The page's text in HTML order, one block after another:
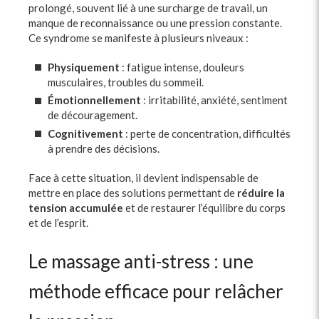
prolongé, souvent lié à une surcharge de travail, un
manque de reconnaissance ou une pression constante.
Ce syndrome se manifeste à plusieurs niveaux :
Physiquement : fatigue intense, douleurs
musculaires, troubles du sommeil.
Émotionnellement : irritabilité, anxiété, sentiment
de découragement.
Cognitivement : perte de concentration, difficultés
à prendre des décisions.
Face à cette situation, il devient indispensable de
mettre en place des solutions permettant de réduire la
tension accumulée et de restaurer l’équilibre du corps
et de l’esprit.
Le massage anti-stress : une
méthode efficace pour relâcher